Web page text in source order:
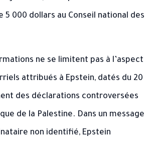
5 000 dollars au Conseil national des
ne se limitent pas à l’aspect
attribués à Epstein, datés du 20
des déclarations controversées
de la Palestine. Dans un message
non identifié, Epstein